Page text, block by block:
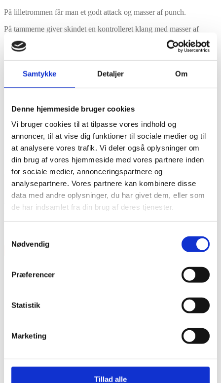
Samtykke Detaljer Om
Denne hjemmeside bruger cookies
Vi bruger cookies til at tilpasse vores indhold og
annoncer, til at vise dig funktioner til sociale medier og til
at analysere vores trafik. Vi deler også oplysninger om
din brug af vores hjemmeside med vores partnere inden
for sociale medier, annonceringspartnere og
analysepartnere. Vores partnere kan kombinere disse
data med andre oplysninger, du har givet dem, eller som
de har indsamlet fra din brug af deres tjenester.
Nødvendig
Præferencer
Statistik
Marketing
Tillad alle
På lilletrommen får man et godt attack og masser af punch.
På tammerne giver skindet en kontrolleret klang med masser af
Model: SE-22-S10D5-CT
Se Video Demonstration
Vare lagt i kurv